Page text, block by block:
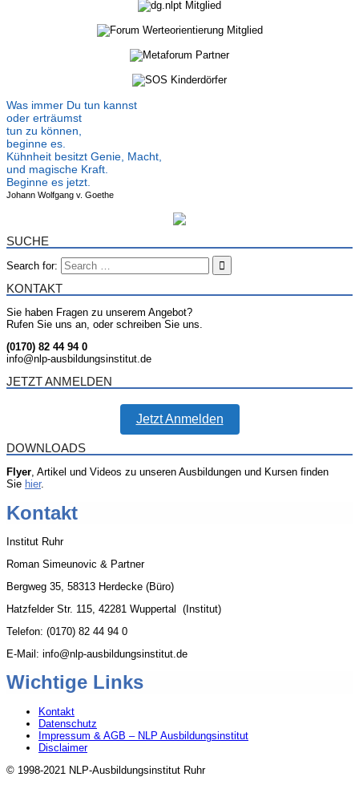
Was immer Du tun kannst
oder erträumst
tun zu können,
beginne es.
Kühnheit besitzt Genie, Macht,
und magische Kraft.
Beginne es jetzt.
Johann Wolfgang v. Goethe
SUCHE
Search for:
KONTAKT
Sie haben Fragen zu unserem Angebot?
Rufen Sie uns an, oder schreiben Sie uns.
(0170) 82 44 94 0
info@nlp-ausbildungsinstitut.de
JETZT ANMELDEN
Jetzt Anmelden
DOWNLOADS
Flyer, Artikel und Videos zu unseren Ausbildungen und Kursen finden
Sie hier.
Kontakt
Institut Ruhr
Roman Simeunovic & Partner
Bergweg 35, 58313 Herdecke (Büro)
Hatzfelder Str. 115, 42281 Wuppertal (Institut)
Telefon: (0170) 82 44 94 0
E-Mail: info@nlp-ausbildungsinstitut.de
Wichtige Links
Kontakt
Datenschutz
Impressum & AGB – NLP Ausbildungsinstitut
Disclaimer
© 1998-2021 NLP-Ausbildungsinstitut Ruhr